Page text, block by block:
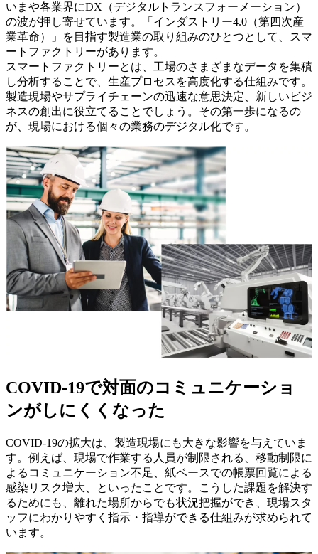
いまや各業界にDX（デジタルトランスフォーメーション）
の波が押し寄せています。「インダストリー4.0（第四次産
業革命）」を目指す製造業の取り組みのひとつとして、スマ
ートファクトリーがあります。
スマートファクトリーとは、工場のさまざまなデータを集積
し分析することで、生産プロセスを高度化する仕組みです。
製造現場やサプライチェーンの迅速な意思決定、新しいビジ
ネスの創出に役立てることでしょう。その第一歩になるの
が、現場における個々の業務のデジタル化です。
COVID-19で対面のコミュニケーショ
ンがしにくくなった
COVID-19の拡大は、製造現場にも大きな影響を与えていま
す。例えば、現場で作業する人員が制限される、移動制限に
よるコミュニケーション不足、紙ベースでの帳票回覧による
感染リスク増大、といったことです。こうした課題を解決す
るためにも、離れた場所からでも状況把握ができ、現場スタ
ッフにわかりやすく指示・指導ができる仕組みが求められて
います。